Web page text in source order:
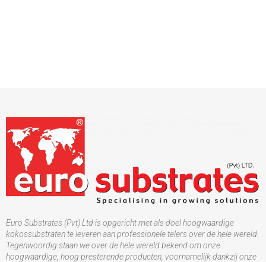
Euro Substrates (Pvt) Ltd is opgericht met als doel hoogwaardige
kokossubstraten te leveren aan professionele telers over de hele wereld.
Tegenwoordig staan ​​we over de hele wereld bekend om onze
hoogwaardige, hoog presterende producten, voornamelijk dankzij onze